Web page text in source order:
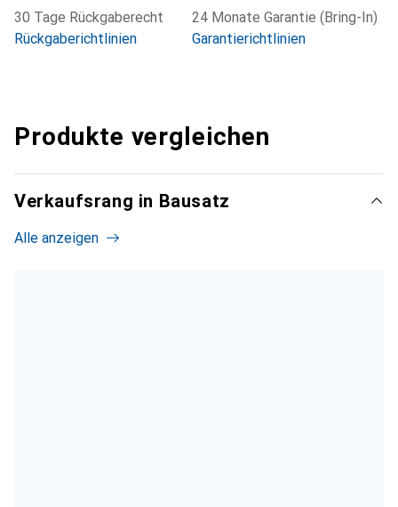
30 Tage Rückgaberecht
Rückgaberichtlinien
24 Monate Garantie (Bring-In)
Garantierichtlinien
Produkte vergleichen
Verkaufsrang in Bausatz
Alle anzeigen